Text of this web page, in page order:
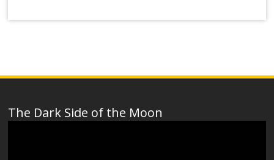
The Dark Side of the Moon